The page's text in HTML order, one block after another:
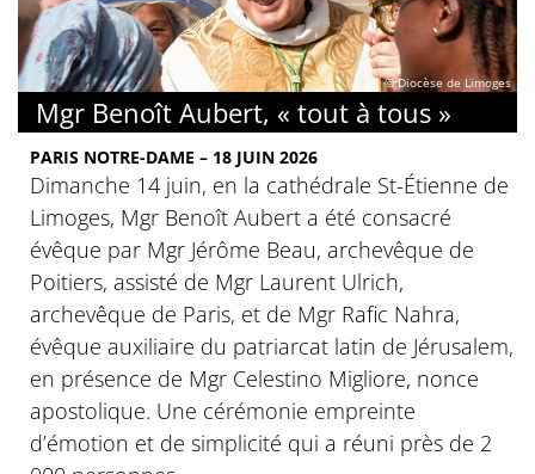
© Diocèse de Limoges
Mgr Benoît Aubert, « tout à tous »
PARIS NOTRE-DAME – 18 JUIN 2026
Dimanche 14 juin, en la cathédrale St-Étienne de
Limoges, Mgr Benoît Aubert a été consacré
évêque par Mgr Jérôme Beau, archevêque de
Poitiers, assisté de Mgr Laurent Ulrich,
archevêque de Paris, et de Mgr Rafic Nahra,
évêque auxiliaire du patriarcat latin de Jérusalem,
en présence de Mgr Celestino Migliore, nonce
apostolique. Une cérémonie empreinte
d’émotion et de simplicité qui a réuni près de 2